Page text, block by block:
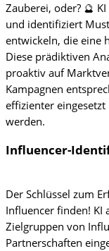
Zauberei, oder? 🔮
und identifiziert
entwickeln, die eine
Diese prädiktiven
proaktiv auf
Kampagnen
effizienter
werden.
Influencer-
Der Schlüssel zum
Influencer finden! KI
Zielgruppen von
Partnerschaften